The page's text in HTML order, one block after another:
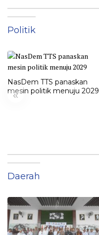
Politik
«
NasDem TTS panaskan
mesin politik menuju 2029
Daerah